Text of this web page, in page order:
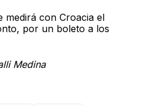
medirá con Croacia el
por un boleto a los
Medina